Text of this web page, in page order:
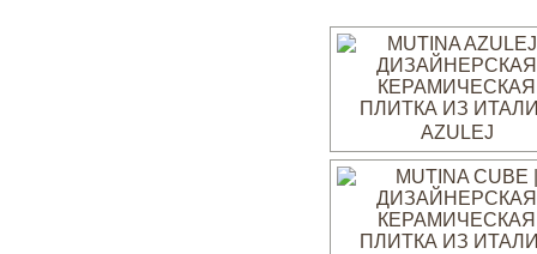
AZULEJ